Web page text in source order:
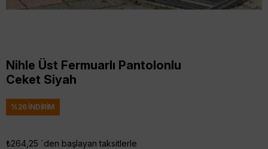
Nihle Üst Fermuarlı Pantolonlu
Ceket Siyah
%26İNDIRIM
₺264,25 `den başlayan taksitlerle